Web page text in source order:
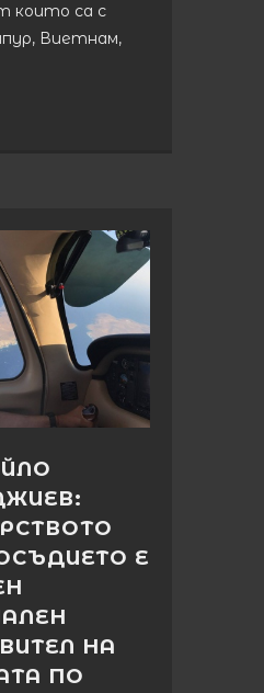
които са с
Виетнам,
Е
НА
ПО